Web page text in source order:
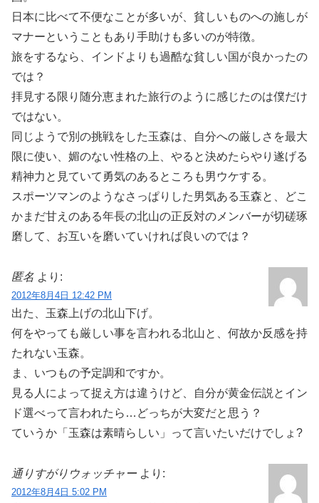
日本に比べて不便なことが多いが、貧しいものへの施しが
マナーということもあり手助けも多いのが特徴。
旅をするなら、インドよりも過酷な貧しい国が良かったの
では？
拝見する限り随分恵まれた旅行のように感じたのは僕だけ
ではない。
同じようで別の挑戦をした玉森は、自分への厳しさを最大
限に使い、媚のない性格の上、やると決めたらやり遂げる
精神力と見ていて勇気のあるところも男ウケする。
スポーツマンのようなさっぱりした男気ある玉森と、どこ
かまだ甘えのある年長の北山の正反対のメンバーが切磋琢
磨して、お互いを磨いていければ良いのでは？
匿名 より:
2012年8月4日 12:42 PM
出た、玉森上げの北山下げ。
何をやっても厳しい事を言われる北山と、何故か反感を持
たれない玉森。
ま、いつもの予定調和ですか。
見る人によって捉え方は違うけど、自分が黄金伝説とイン
ド選べって言われたら…どっちが大変だと思う？
ていうか「玉森は素晴らしい」って言いたいだけでしょ?
通りすがりウォッチャー より:
2012年8月4日 5:02 PM